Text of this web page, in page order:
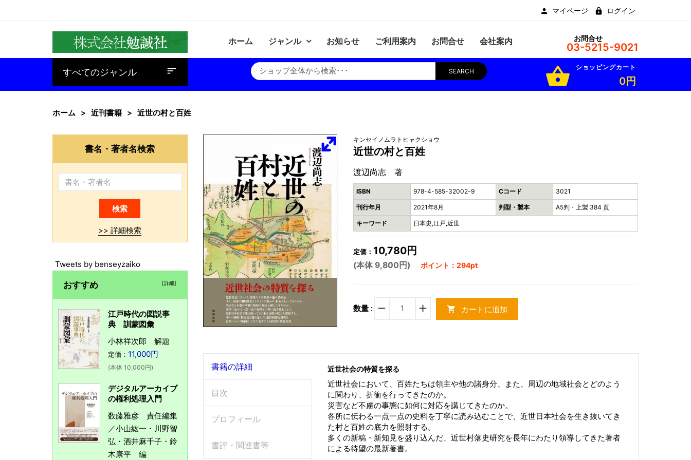
マイページ ログイン
ホーム ジャンル お知らせ ご利用案内 お問合せ 会社案内 お問合せ
03-5215-9021
すべてのジャンル
baseline_sort SEARCH shopping_basket ショッピングカート
0円
ホーム 近刊書籍 近世の村と百姓
キンセイノムラトヒャクショウ
近世の村と百姓
渡辺尚志 著
ISBN 978-4-585-32002-9 Cコード 3021
刊行年月 2021年8月 判型・製本 A5判・上製 384 頁
キーワード 日本史,江戸,近世
定価： 10,780円
(本体 9,800円) ポイント：294pt
数量 : remove add shopping_cart カートに追加
書籍の詳細
目次
プロフィール
書評・関連書等
近世社会の特質を探る
近世社会において、百姓たちは領主や他の諸身分、また、周辺の地域社会とどのよう
に関わり、折衝を行ってきたのか。
災害など不慮の事態に如何に対応を講じてきたのか。
各所に伝わる一点一点の史料を丁寧に読み込むことで、近世日本社会を生き抜いてき
た村と百姓の底力を照射する。
多くの新稿・新知見を盛り込んだ、近世村落史研究を長年にわたり領導してきた著者
による待望の最新著書。
書名・著者名検索
>> 詳細検索
Tweets by benseyzaiko
おすすめ [詳細]
江戸時代の図説事
典 訓蒙図彙
小林祥次郎 解題
定価： 11,000円
(本体 10,000円)
デジタルアーカイブ
の権利処理入門
数藤雅彦 責任編集
／小山紘一・川野智
弘・酒井麻千子・鈴
木康平 編